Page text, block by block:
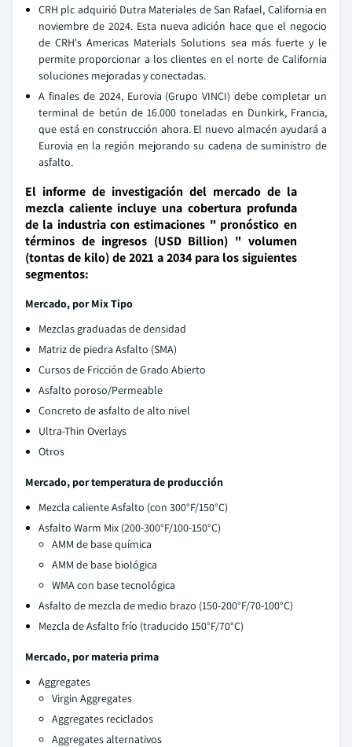
CRH plc adquirió Dutra Materiales de San Rafael, California en
noviembre de 2024. Esta nueva adición hace que el negocio
de CRH's Americas Materials Solutions sea más fuerte y le
permite proporcionar a los clientes en el norte de California
soluciones mejoradas y conectadas.
A finales de 2024, Eurovia (Grupo VINCI) debe completar un
terminal de betún de 16.000 toneladas en Dunkirk, Francia,
que está en construcción ahora. El nuevo almacén ayudará a
Eurovia en la región mejorando su cadena de suministro de
asfalto.
El informe de investigación del mercado de la
mezcla caliente incluye una cobertura profunda
de la industria con estimaciones " pronóstico en
términos de ingresos (USD Billion) " volumen
(tontas de kilo) de 2021 a 2034 para los siguientes
segmentos:
Mercado, por Mix Tipo
Mezclas graduadas de densidad
Matriz de piedra Asfalto (SMA)
Cursos de Fricción de Grado Abierto
Asfalto poroso/Permeable
Concreto de asfalto de alto nivel
Ultra-Thin Overlays
Otros
Mercado, por temperatura de producción
Mezcla caliente Asfalto (con 300°F/150°C)
Asfalto Warm Mix (200-300°F/100-150°C)
AMM de base química
AMM de base biológica
WMA con base tecnológica
Asfalto de mezcla de medio brazo (150-200°F/70-100°C)
Mezcla de Asfalto frío (traducido 150°F/70°C)
Mercado, por materia prima
Aggregates
Virgin Aggregates
Aggregates reciclados
Aggregates alternativos